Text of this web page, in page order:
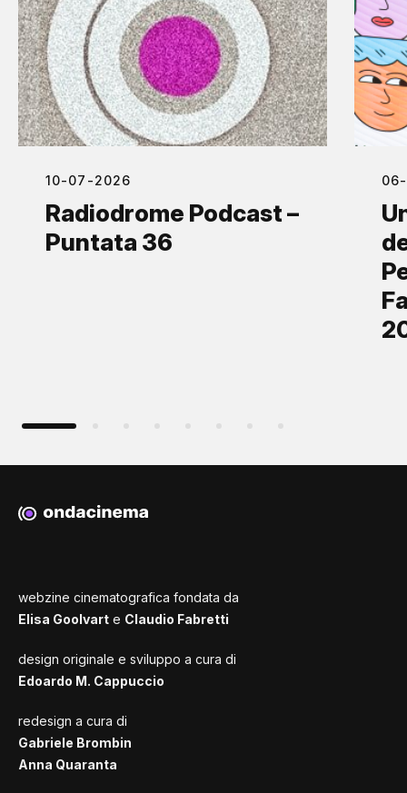
10-07-2026
Radiodrome Podcast –
Puntata 36
webzine cinematografica fondata da
Elisa Goolvart e Claudio Fabretti
design originale e sviluppo a cura di
Edoardo M. Cappuccio
redesign a cura di
Gabriele Brombin
Anna Quaranta